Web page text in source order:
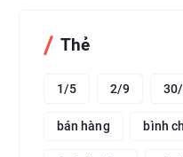
Thẻ
1/5 2/9
bán hàng bình